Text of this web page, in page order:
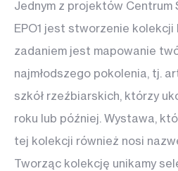
Jednym z projektów Centrum
EPO1 jest stworzenie kolekcji
zadaniem jest mapowanie
najmłodszego pokolenia, tj.
szkół rzeźbiarskich, którzy
roku lub później. Wystawa,
tej kolekcji również nosi
Tworząc kolekcję unikamy